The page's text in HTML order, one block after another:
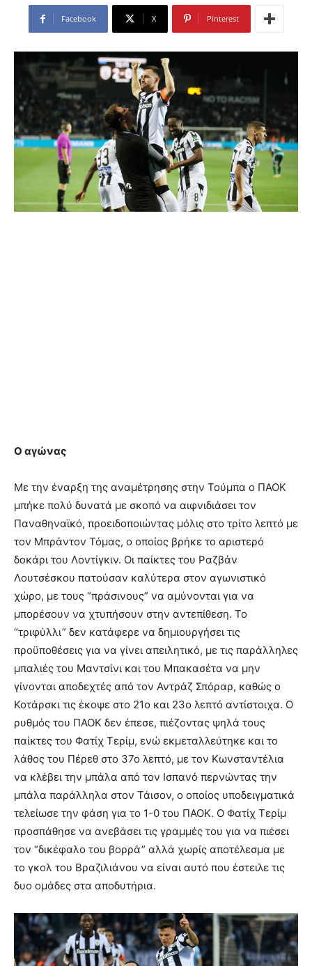
Facebook X Pinterest
Ο αγώνας
Με την έναρξη της αναμέτρησης στην Τούμπα ο ΠΑΟΚ
μπήκε πολύ δυνατά με σκοπό να αιφνιδιάσει τον
Παναθηναϊκό, προειδοποιώντας μόλις στο τρίτο λεπτό με
τον Μπράντον Τόμας, ο οποίος βρήκε το αριστερό
δοκάρι του Λοντίγκιν. Οι παίκτες του Ραζβάν
Λουτσέσκου πατούσαν καλύτερα στον αγωνιστικό
χώρο, με τους “πράσινους” να αμύνονται για να
μπορέσουν να χτυπήσουν στην αντεπίθεση. Το
“τριφύλλι” δεν κατάφερε να δημιουργήσει τις
προϋποθέσεις για να γίνει απειλητικό, με τις παράλληλες
μπαλιές του Μαντσίνι και του Μπακασέτα να μην
γίνονται αποδεχτές από τον Αντράζ Σπόραρ, καθώς ο
Κοτάρσκι τις έκοψε στο 21ο και 23ο λεπτό αντίστοιχα. Ο
ρυθμός του ΠΑΟΚ δεν έπεσε, πιέζοντας ψηλά τους
παίκτες του Φατίχ Τερίμ, ενώ εκμεταλλεύτηκε και το
λάθος του Πέρεθ στο 37ο λεπτό, με τον Κωνσταντέλια
να κλέβει την μπάλα από τον Ισπανό περνώντας την
μπάλα παράλληλα στον Τάισον, ο οποίος υποδειγματικά
τελείωσε την φάση για το 1-0 του ΠΑΟΚ. Ο Φατίχ Τερίμ
προσπάθησε να ανεβάσει τις γραμμές του για να πιέσει
τον “δικέφαλο του βορρά” αλλά χωρίς αποτέλεσμα με
το γκολ του Βραζιλιάνου να είναι αυτό που έστειλε τις
δυο ομάδες στα αποδυτήρια.